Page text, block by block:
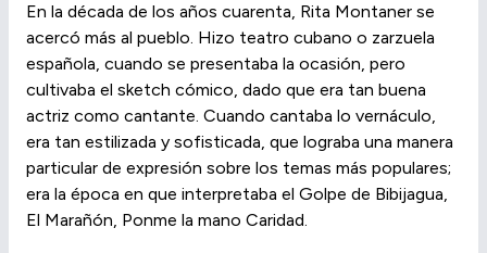
En la década de los años cuarenta, Rita Montaner se
acercó más al pueblo. Hizo teatro cubano o zarzuela
española, cuando se presentaba la ocasión, pero
cultivaba el sketch cómico, dado que era tan buena
actriz como cantante. Cuando cantaba lo vernáculo,
era tan estilizada y sofisticada, que lograba una manera
particular de expresión sobre los temas más populares;
era la época en que interpretaba el Golpe de Bibijagua,
El Marañón, Ponme la mano Caridad.